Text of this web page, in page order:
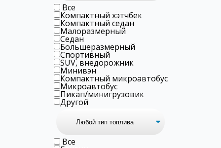
Все
Компактный хэтчбек
Компактный седан
Малоразмерный
Седан
Большеразмерный
Спортивный
SUV, внедорожник
Минивэн
Компактный микроавтобус
Микроавтобус
Пикап/минигрузовик
Другой
Все